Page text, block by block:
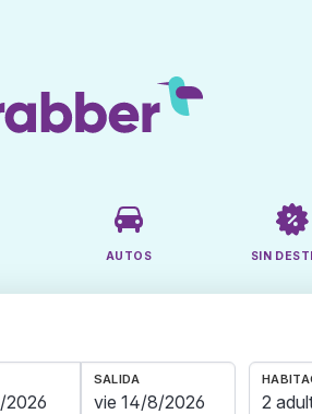
AUTOS SIN
SALIDA
2